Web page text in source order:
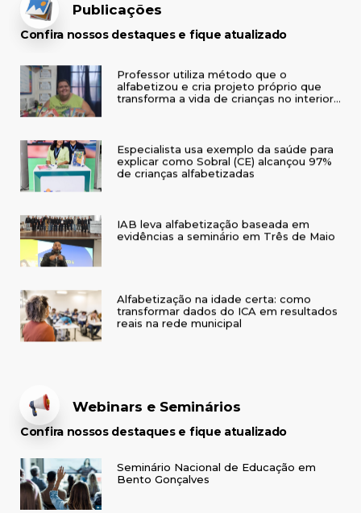
Publicações
Confira nossos destaques e fique atualizado
Professor utiliza método que o
alfabetizou e cria projeto próprio que
transforma a vida de crianças no interior
do RS
Especialista usa exemplo da saúde para
explicar como Sobral (CE) alcançou 97%
de crianças alfabetizadas
IAB leva alfabetização baseada em
evidências a seminário em Três de Maio
Alfabetização na idade certa: como
transformar dados do ICA em resultados
reais na rede municipal
Webinars e Seminários
Confira nossos destaques e fique atualizado
Seminário Nacional de Educação em
Bento Gonçalves